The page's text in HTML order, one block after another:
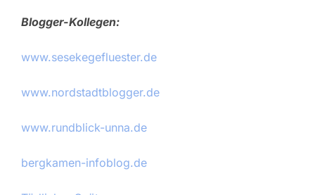
Blogger-Kollegen:
www.sesekegefluester.de
www.nordstadtblogger.de
www.rundblick-unna.de
bergkamen-infoblog.de